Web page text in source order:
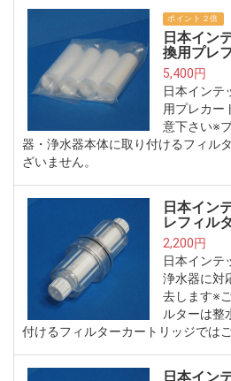
ポイント２倍
日本イン
換用プレ
5,400円
日本インテ
用プレカー
意下さい※
器・浄水器本体に取り付けるフィル
ざいません。
日本イン
レフィル
2,200円
日本インテ
浄水器に対
去します※
ルターは整
付けるフィルターカートリッジでは
日本イン